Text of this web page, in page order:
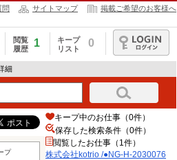
問 サイトマップ 掲載ご希望のお客様へ
閲覧
履歴
1
キープ
リスト
0
ログイン
細
プ
キープ中のお仕事（0件）
保存した検索条件（0件）
閲覧したお仕事（1件）
株式会社kotrio /●NG-H-2030076